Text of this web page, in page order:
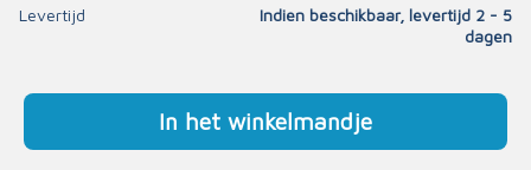
Levertijd
Indien beschikbaar, levertijd 2 - 5
dagen
In het winkelmandje